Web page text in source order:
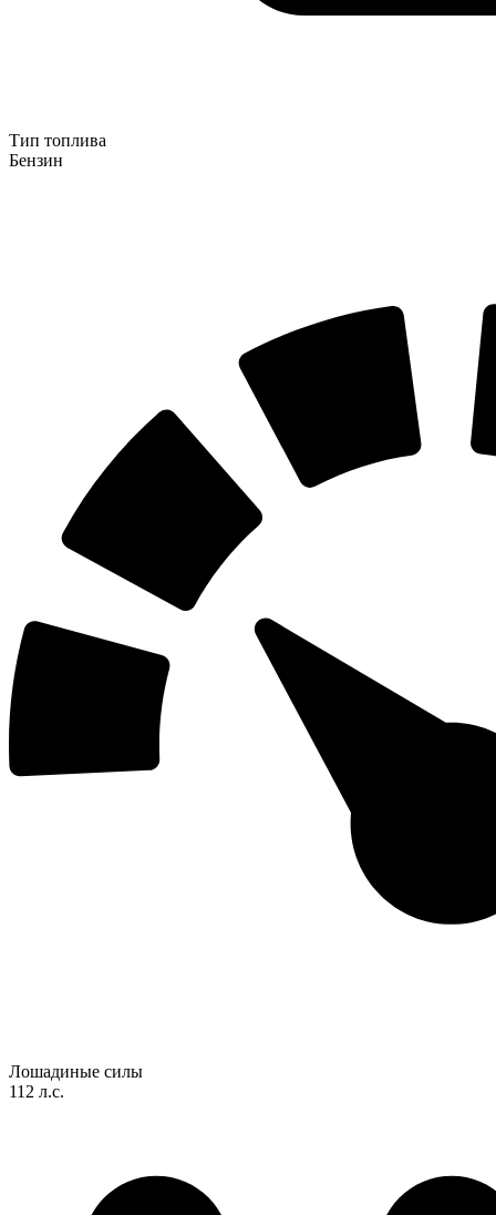
Тип топлива
Бензин
Лошадиные силы
112 л.с.